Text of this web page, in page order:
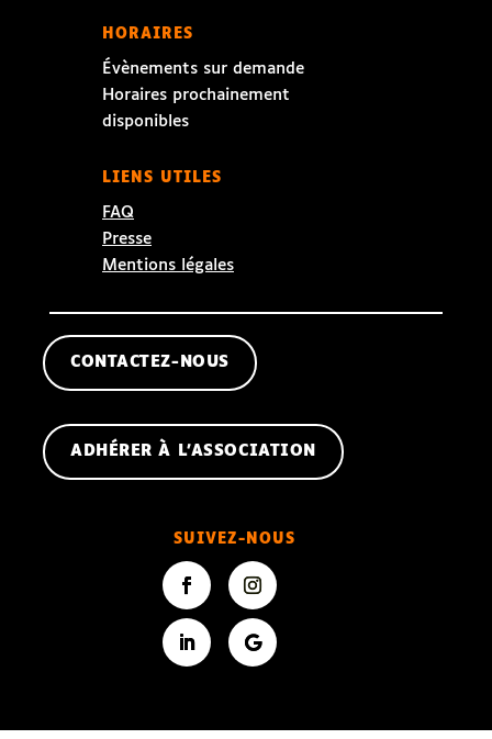
HORAIRES
Évènements sur demande
Horaires prochainement
disponibles
LIENS UTILES
FAQ
Presse
Mentions légales
CONTACTEZ-NOUS
ADHÉRER À L'ASSOCIATION
SUIVEZ-NOUS